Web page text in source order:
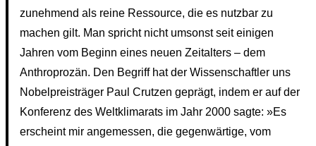
zunehmend als reine Ressource, die es nutzbar zu
machen gilt. Man spricht nicht umsonst seit einigen
Jahren vom Beginn eines neuen Zeitalters – dem
Anthroprozän. Den Begriff hat der Wissenschaftler uns
Nobelpreisträger Paul Crutzen geprägt, indem er auf der
Konferenz des Weltklimarats im Jahr 2000 sagte: »Es
erscheint mir angemessen, die gegenwärtige, vom